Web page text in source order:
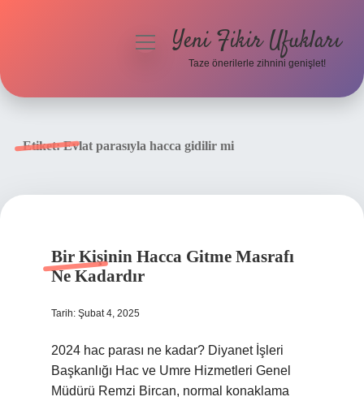
menüyüYeni Fikir Ufukları
Taze önerilerle zihnini genişlet!
Etiket:Evlat parasıyla hacca gidilir mi
Bir Kişinin Hacca Gitme Masrafı
Ne Kadardır
Tarih: Şubat 4, 2025
2024 hac parası ne kadar? Diyanet İşleri
Başkanlığı Hac ve Umre Hizmetleri Genel
Müdürü Remzi Bircan, normal konaklama